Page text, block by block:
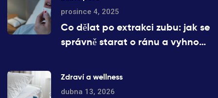
prosince 4, 2025
Co dělat po extrakci zubu: jak se
správně starat o ránu a vyhnout
Zdraví a wellness
dubna 13, 2026